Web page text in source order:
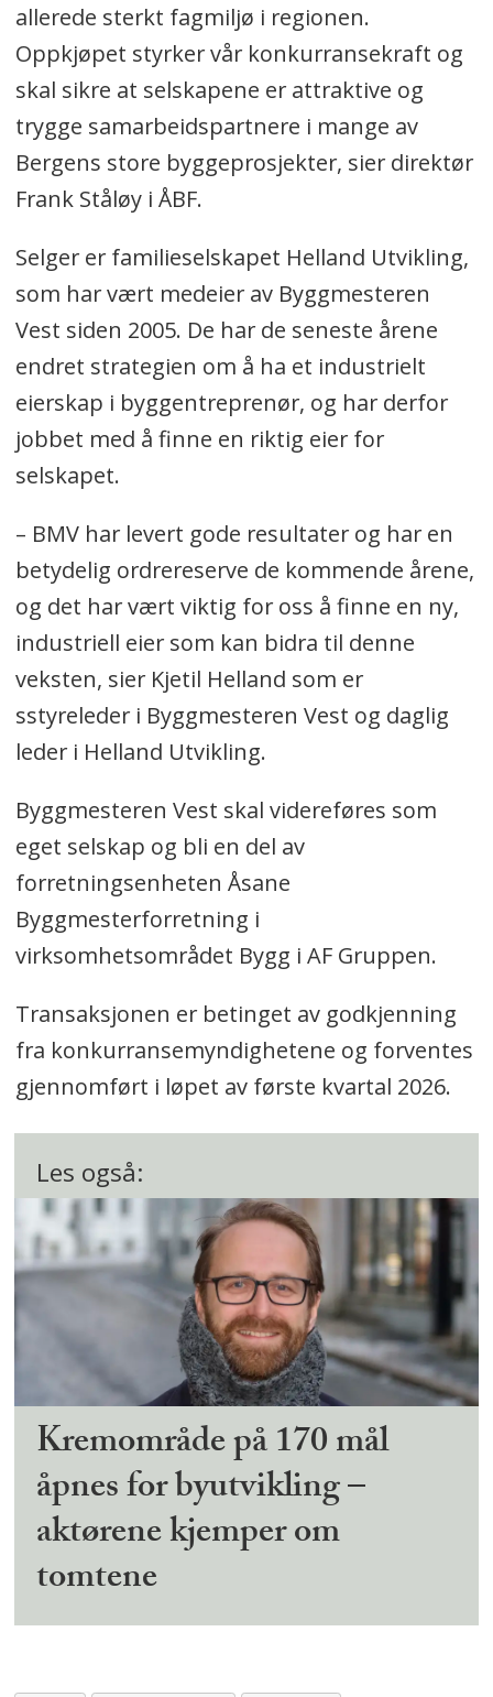
allerede sterkt fagmiljø i regionen.
Oppkjøpet styrker vår konkurransekraft og
skal sikre at selskapene er attraktive og
trygge samarbeidspartnere i mange av
Bergens store byggeprosjekter, sier direktør
Frank Ståløy i ÅBF.
Selger er familieselskapet Helland Utvikling,
som har vært medeier av Byggmesteren
Vest siden 2005. De har de seneste årene
endret strategien om å ha et industrielt
eierskap i byggentreprenør, og har derfor
jobbet med å finne en riktig eier for
selskapet.
– BMV har levert gode resultater og har en
betydelig ordrereserve de kommende årene,
og det har vært viktig for oss å finne en ny,
industriell eier som kan bidra til denne
veksten, sier Kjetil Helland som er
sstyreleder i Byggmesteren Vest og daglig
leder i Helland Utvikling.
Byggmesteren Vest skal videreføres som
eget selskap og bli en del av
forretningsenheten Åsane
Byggmesterforretning i
virksomhetsområdet Bygg i AF Gruppen.
Transaksjonen er betinget av godkjenning
fra konkurransemyndighetene og forventes
gjennomført i løpet av første kvartal 2026.
Les også:
Kremområde på 170 mål
åpnes for byutvikling –
aktørene kjemper om
tomtene